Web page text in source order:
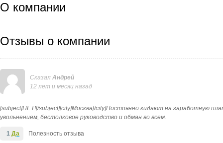
О компании
Отзывы о компании
Сказал Андрей
12 лет и месяц назад
[subject]НЕТ![/subject][city]Москва[/city]Постоянно кидают на заработную
увольнением, бестолковое руководство и обман во всем.
Полезность отзыва
1 Да